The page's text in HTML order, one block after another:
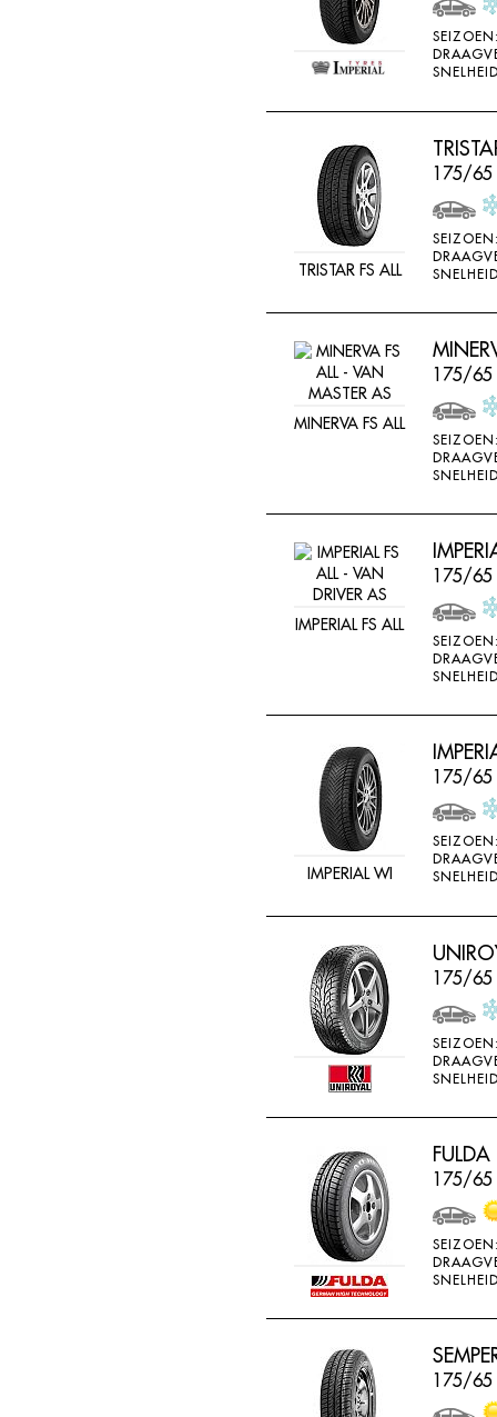
TRISTAR FS ALL
175/65
MINERVA FS ALL
175/65
IMPERIAL FS ALL
175/65
IMPERIAL WI
175/65
175/65
175/65
175/65